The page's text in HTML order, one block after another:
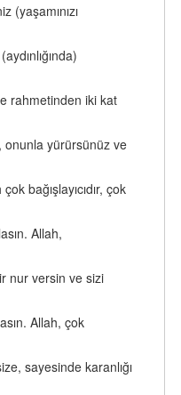
(yaşamınızı
rahmetinden iki kat
onunla yürürsünüz ve
bağışlayıcıdır, çok
Allah,
nur versin ve sizi
Allah, çok
sayesinde karanlığı